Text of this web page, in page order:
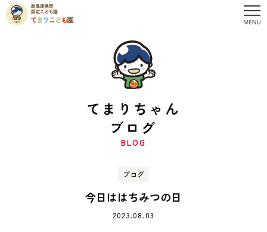
てまりちゃん
ブログ
BLOG
ブログ
今日ははちみつの日
2023.08.03